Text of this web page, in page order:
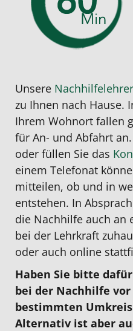
Unsere Nachhilfelehrer
zu Ihnen nach Hause.
Ihrem Wohnort fallen
für An- und Abfahrt
oder füllen Sie das
einem Telefonat
mitteilen, ob und in
entstehen. In
die Nachhilfe auch an
bei der Lehrkraft
oder auch online
Haben Sie bitte
bei der Nachhilfe
bestimmten
Alternativ ist aber